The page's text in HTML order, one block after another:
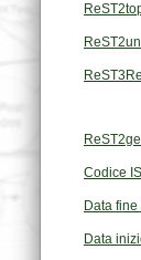
Codice
Data
Data